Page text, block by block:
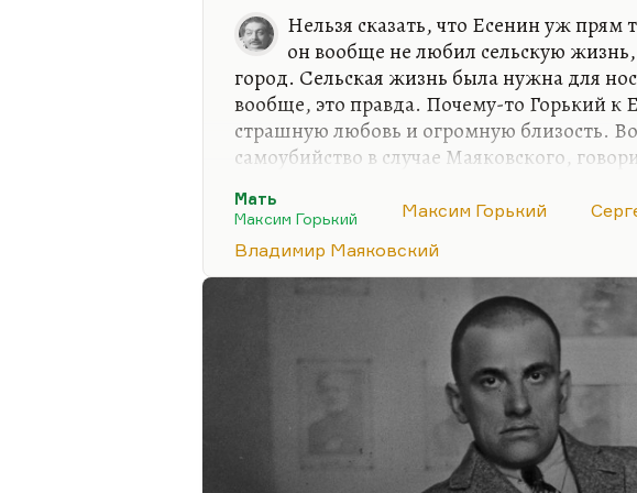
Нельзя сказать, что Есенин уж прям
он вообще не любил сельскую
город. Сельская жизнь была нужна для
вообще, это правда. Почему-то Горький к
страшную любовь и огромную близость.
самоубийство в случае Маяковского,
гораздо более человеческие, более добрые
Вот странно. Маяковский должен был быть
по духу, но он его, мало сказать,
действительно, ненавидел. Он вписывал
всякие глупости. Там в очерк о Ленине
оценку его, и что он не верит ему. И
Мать
Максим Горький
Максим Горький
Владимир Маяковский